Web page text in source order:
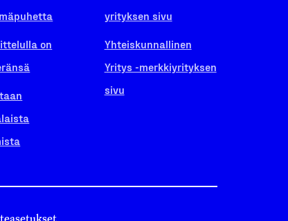
on
yrityksen sivu
Yhteiskunnallinen
Yritys -merkkiyrityksen
sivu